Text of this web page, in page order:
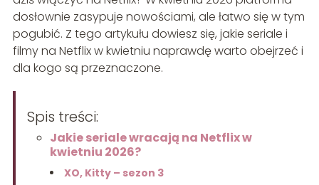
dosłownie zasypuje nowościami, ale łatwo się w tym
pogubić. Z tego artykułu dowiesz się, jakie seriale i
filmy na Netflix w kwietniu naprawdę warto obejrzeć i
dla kogo są przeznaczone.
Spis treści:
Jakie seriale wracają na Netflix w
kwietniu 2026?
XO, Kitty – sezon 3